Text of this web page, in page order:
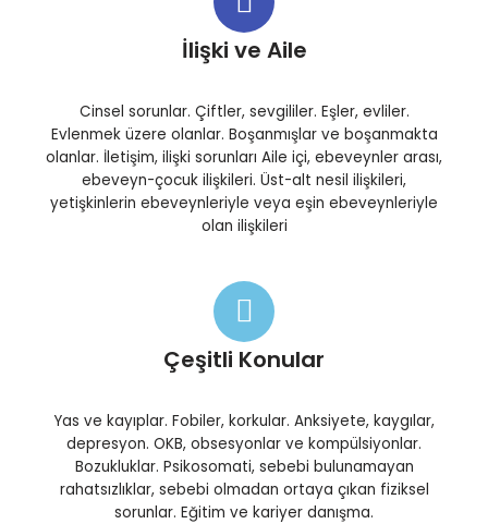
İlişki ve Aile
Cinsel sorunlar. Çiftler, sevgililer. Eşler, evliler.
Evlenmek üzere olanlar. Boşanmışlar ve boşanmakta
olanlar. İletişim, ilişki sorunları Aile içi, ebeveynler arası,
ebeveyn-çocuk ilişkileri. Üst-alt nesil ilişkileri,
yetişkinlerin ebeveynleriyle veya eşin ebeveynleriyle
olan ilişkileri
Çeşitli Konular
Yas ve kayıplar. Fobiler, korkular. Anksiyete, kaygılar,
depresyon. OKB, obsesyonlar ve kompülsiyonlar.
Bozukluklar. Psikosomati, sebebi bulunamayan
rahatsızlıklar, sebebi olmadan ortaya çıkan fiziksel
sorunlar. Eğitim ve kariyer danışma.